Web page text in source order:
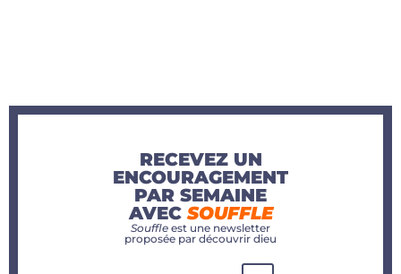
RECEVEZ UN
ENCOURAGEMENT
PAR SEMAINE
AVECSOUFFLE
Souffle est une newsletter
proposée par découvrir dieu